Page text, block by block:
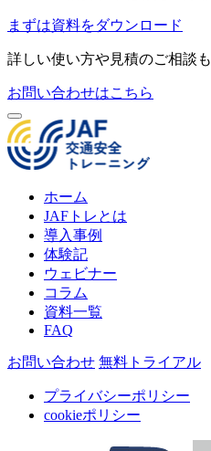
まずは資料をダウンロード
詳しい使い方や見積のご相談も
お問い合わせはこちら
ホーム
JAFトレとは
導入事例
体験記
ウェビナー
コラム
資料一覧
FAQ
お問い合わせ 無料トライアル
プライバシーポリシー
cookieポリシー